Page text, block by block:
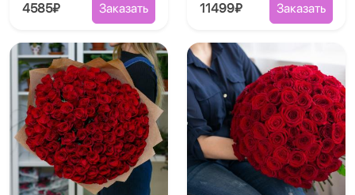
4585₽ Заказать 11499₽ Заказать